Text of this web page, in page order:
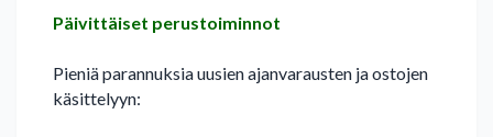
Päivittäiset perustoiminnot
Pieniä parannuksia uusien ajanvarausten ja ostojen
käsittelyyn: